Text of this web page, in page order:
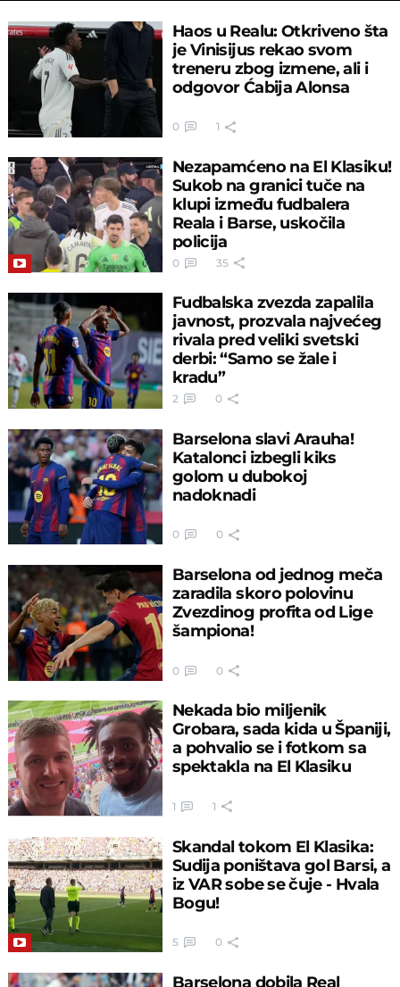
Haos u Realu: Otkriveno šta
je Vinisijus rekao svom
treneru zbog izmene, ali i
odgovor Ćabija Alonsa
0 1
Nezapamćeno na El Klasiku!
Sukob na granici tuče na
klupi između fudbalera
Reala i Barse, uskočila
policija
0 35
Fudbalska zvezda zapalila
javnost, prozvala najvećeg
rivala pred veliki svetski
derbi: “Samo se žale i
kradu”
2 0
Barselona slavi Arauha!
Katalonci izbegli kiks
golom u dubokoj
nadoknadi
0 0
Barselona od jednog meča
zaradila skoro polovinu
Zvezdinog profita od Lige
šampiona!
0 0
Nekada bio miljenik
Grobara, sada kida u Španiji,
a pohvalio se i fotkom sa
spektakla na El Klasiku
1 1
Skandal tokom El Klasika:
Sudija poništava gol Barsi, a
iz VAR sobe se čuje - Hvala
Bogu!
5 0
Barselona dobila Real